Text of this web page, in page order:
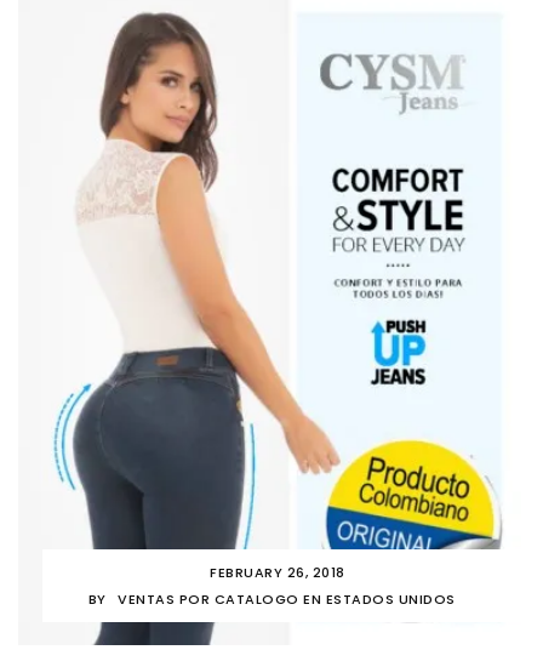
FEBRUARY 26, 2018
BY
VENTAS POR CATALOGO EN ESTADOS UNIDOS